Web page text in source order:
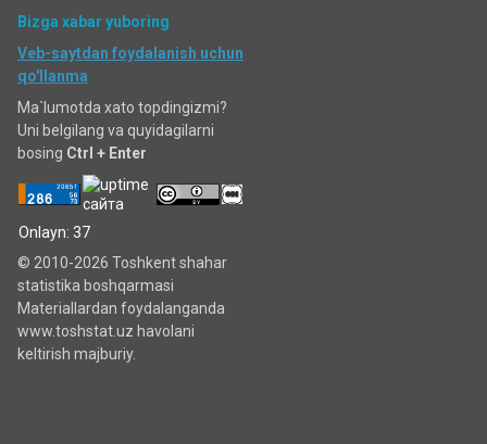
Bizga xabar yuboring
Veb-saytdan foydalanish uchun
qo'llanma
Ma`lumotda xato topdingizmi?
Uni belgilang va quyidagilarni
bosing Ctrl + Enter
Onlayn: 37
© 2010-2026 Toshkent shahar
statistika boshqarmasi
Materiallardan foydalanganda
www.toshstat.uz havolani
keltirish majburiy.